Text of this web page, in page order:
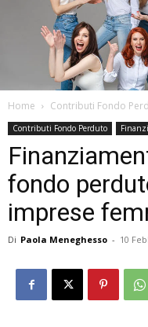
Home Contributi Fondo
Contributi Fondo Perduto
fondo
imprese
Di Paola Meneghesso - 10